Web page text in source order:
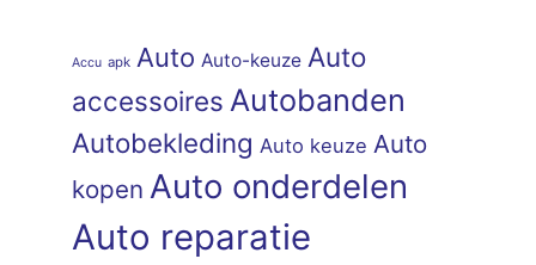
Accu apk Auto Auto-keuze Auto
accessoires Autobanden
Autobekleding Auto keuze Auto
kopen Auto onderdelen
Auto reparatie